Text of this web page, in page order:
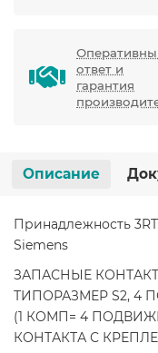
ответ и
гарантия
Описание
Принадлежность
Siemens
ЗАПАСНЫЕ
ТИПОРАЗМЕР S2, 4
(1 КОМП= 4
КОНТАКТА С